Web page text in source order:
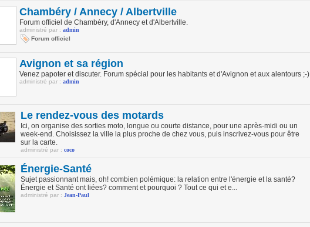
Chambéry / Annecy / Albertville
Forum officiel de Chambéry, d'Annecy et d'Albertville.
administré par : admin
Forum officiel
Avignon et sa région
Venez papoter et discuter. Forum spécial pour les habitants et d'Avignon et aux alentours ;-)
administré par : admin
Le rendez-vous des motards
Ici, on organise des sorties moto, longue ou courte distance, pour une après-midi ou un
week-end. Choisissez la ville la plus proche de chez vous, puis inscrivez-vous pour être
sur la carte.
administré par : coco
Énergie-Santé
Sujet passionnant mais, oh! combien polémique: la relation entre l'énergie et la santé?
Énergie et Santé ont liées? comment et pourquoi ? Tout ce qui et e...
administré par : Jean-Paul